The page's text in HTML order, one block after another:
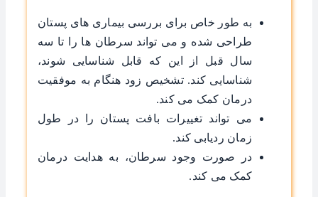
به ‌طور خاص برای بررسی بیماری ‌های پستان
طراحی شده و می ‌تواند سرطان‌ ها را تا سه
سال قبل از این که قابل شناسایی شوند،
شناسایی کند. تشخیص زود هنگام به موفقیت
درمان کمک می ‌کند.
می ‌تواند تغییرات بافت پستان را در طول
زمان ردیابی کند.
در صورت وجود سرطان، به هدایت درمان
کمک می ‌کند.